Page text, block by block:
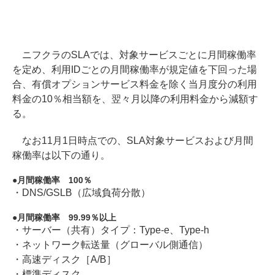
ニフクラのSLAでは、対象サービスごとに月間稼働率
を定め、利用IDごとの月間稼働率が規定値を下回った場
合、有償オプションサービス料金を除く当月度分の利用
料金の10％相当額を、翌々月以降の利用料金から減額す
る。
なお11月1日時点での、SLA対象サービスおよび月間
稼働率は以下の通り。
月間稼働率 100％
・DNS/GSLB（広域負荷分散）
月間稼働率 99.99％以上
・サーバー（共有）タイプ：Type-e、Type-h
・ネットワーク転送量（グローバル側通信）
・高速ディスク［A/B］